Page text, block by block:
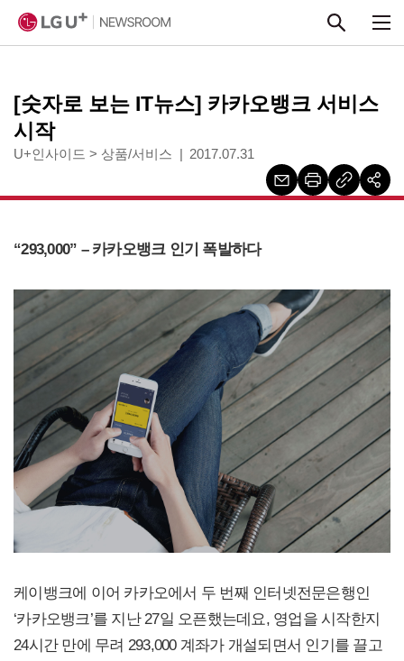
[숫자로 보는 IT뉴스] 카카오뱅크 서비스
시작
U+인사이드 > 상품/서비스 2017.07.31
“293,000” – 카카오뱅크 인기 폭발하다
케이뱅크에 이어 카카오에서 두 번째 인터넷전문은행인
‘카카오뱅크’를 지난 27일 오픈했는데요, 영업을 시작한지
24시간 만에 무려 293,000 계좌가 개설되면서 인기를 끌고